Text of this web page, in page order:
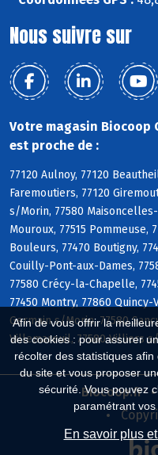
Afin de vous offrir la
des cookies : pour assurer
récolter des statistiques
du site et vous proposer
sécurité. Vous pouvez
paramétrant
En savoir plus
Nous suivre sur
Votre magasin Biocoop
est proche de :
77120 Aulnoy, 77120
Faremoutiers, 77120
s/Morin, 77580
Mouroux, 77515 Pommeuse,
Bouleurs, 77470 Boutigny,
Couilly-Pont-aux-Dames,
77580 Crécy-la-Chapelle,
77450 Montry, 77860 Quincy-
Germain s/Morin, 77580
Villemareuil, 77580 Villiers
Biocoop.fr